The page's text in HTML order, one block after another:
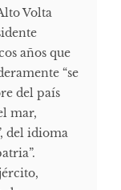
Volta
años que
“se
del país
mar,
del idioma